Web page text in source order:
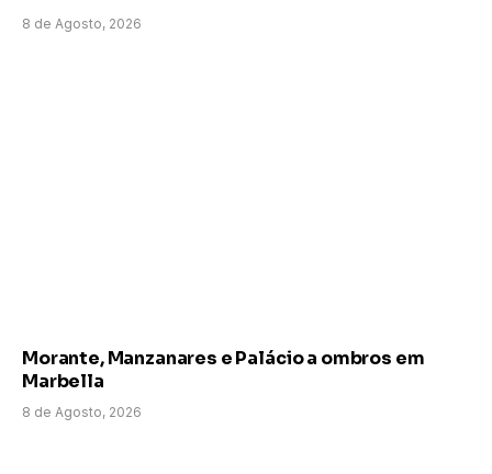
8 de Agosto, 2026
Morante, Manzanares e Palácio a ombros em
Marbella
8 de Agosto, 2026